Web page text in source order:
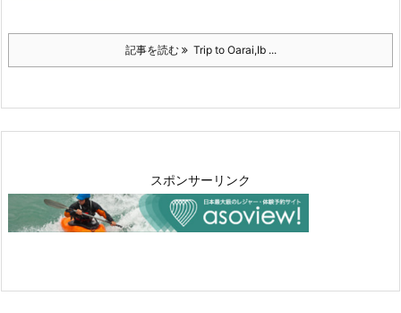
記事を読む Trip to Oarai,Ib ...
スポンサーリンク